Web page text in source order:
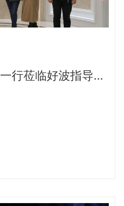
行莅临好波指导参